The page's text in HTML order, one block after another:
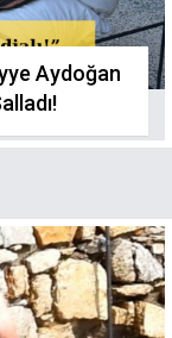
Aydoğan